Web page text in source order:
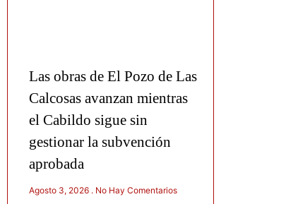
Las obras de El Pozo de Las
Calcosas avanzan mientras
el Cabildo sigue sin
gestionar la subvención
aprobada
Agosto 3, 2026 No Hay Comentarios